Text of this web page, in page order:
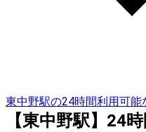
東中野駅の24時間利用可能
【東中野駅】24